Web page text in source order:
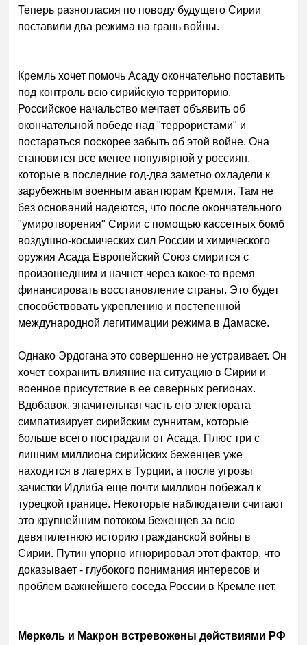
Теперь разногласия по поводу будущего Сирии
поставили два режима на грань войны.
Кремль хочет помочь Асаду окончательно поставить
под контроль всю сирийскую территорию.
Российское начальство мечтает объявить об
окончательной победе над "террористами" и
постараться поскорее забыть об этой войне. Она
становится все менее популярной у россиян,
которые в последние год-два заметно охладели к
зарубежным военным авантюрам Кремля. Там не
без оснований надеются, что после окончательного
"умиротворения" Сирии с помощью кассетных бомб
воздушно-космических сил России и химического
оружия Асада Европейский Союз смирится с
произошедшим и начнет через какое-то время
финансировать восстановление страны. Это будет
способствовать укреплению и постепенной
международной легитимации режима в Дамаске.
Однако Эрдогана это совершенно не устраивает. Он
хочет сохранить влияние на ситуацию в Сирии и
военное присутствие в ее северных регионах.
Вдобавок, значительная часть его электората
симпатизирует сирийским суннитам, которые
больше всего пострадали от Асада. Плюс три с
лишним миллиона сирийских беженцев уже
находятся в лагерях в Турции, а после угрозы
зачистки Идлиба еще почти миллион побежал к
турецкой границе. Некоторые наблюдатели считают
это крупнейшим потоком беженцев за всю
девятилетнюю историю гражданской войны в
Сирии. Путин упорно игнорировал этот фактор, что
доказывает - глубокого понимания интересов и
проблем важнейшего соседа России в Кремле нет.
Меркель и Макрон встревожены действиями РФ